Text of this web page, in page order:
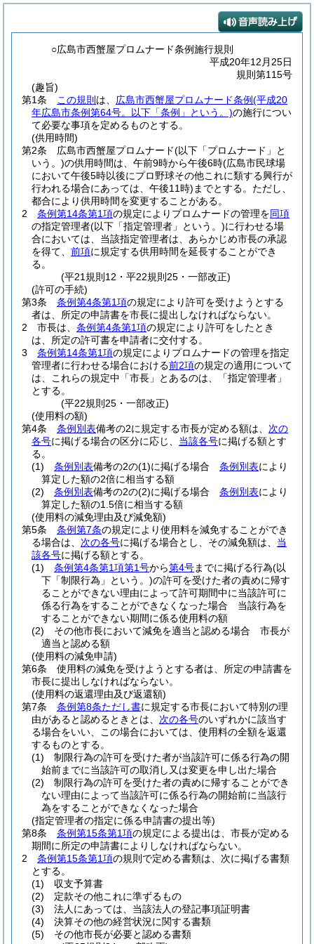
○広島市西蟹屋プロムナード条例施行規則
平成20年12月25日
規則第115号
(趣旨)
第1条
この規則 は、 広島市西蟹屋プロムナード条例(平成20
年広島市条例第64号。以下「条例」という。)の施行につい
て必要な事項を定めるものとする。
(供用時間)
第2条
広島市西蟹屋プロムナード(以下「プロムナード」と
いう。)の供用時間は、午前9時から午後6時(広島市民球場
において午後5時以後にプロ野球その他これに類する興行が
行われる場合にあっては、午後11時) までとする。 ただし、
都合により供用時間を変更することがある。
2
条例第14条第1項の規定によりプロムナードの管理を同項
の指定管理者(以下「指定管理者」という。)に行わせる場
合においては、当該指定管理者は、あらかじめ市長の承認
を得て、 前項に規定する供用時間を延長することができ
る。
(平21規則12・平22規則25・一部改正)
(許可の手続)
第3条
条例第4条第1項の規定により許可を受けようとする
者は、所定の申請書を市長に提出しなければならない。
2
市長は、 条例第4条第1項の規定により許可をしたとき
は、所定の許可書を申請者に交付する。
3
条例第14条第1項の規定によりプロムナードの管理を指定
管理者に行わせる場合における前2項の規定の適用について
は、これらの規定中「市長」とあるのは、「指定管理者」
とする。
(平22規則25・一部改正)
(使用料の額)
第4条
条例別表備考の2に規定する市長が定める額は、 次の
各号に掲げる場合の区分に応じ、 当該各号に掲げる額とす
る。
(1)
条例別表備考の2の(1)に掲げる場合 条例別表により
算定した額の2倍に相当する額
(2)
条例別表備考の2の(2)に掲げる場合 条例別表により
算定した額の1.5倍に相当する額
(使用料の減免理由及び減免額)
第5条
条例第7条の規定により使用料を減免することができ
る場合は、 次の各号に掲げる場合とし、その減免額は、 当
該各号に掲げる額とする。
(1)
条例第4条第1項第1号から第4号までに掲げる行為(以
下「制限行為」という。)の許可を受けた者の責めに帰す
ることができない理由によって許可期間中に当該許可に
係る行為をすることができなくなった場合 当該行為を
することができない期間に係る使用料の額
(2)
その他市長において減免を適当と認める場合 市長が
適当と認める額
(使用料の減免申請)
第6条
使用料の減免を受けようとする者は、所定の申請書を
市長に提出しなければならない。
(使用料の返還理由及び返還額)
第7条
条例第8条ただし書に規定する市長において特別の理
由があると認めるときとは、 次の各号のいずれかに該当す
る場合をいい、この場合においては、使用料の全額を返還
するものとする。
(1)
制限行為の許可を受けた者が当該許可に係る行為の開
始前までに当該許可の取消し又は変更を申し出た場合
(2)
制限行為の許可を受けた者の責めに帰することができ
ない理由によって当該許可に係る行為の開始前に当該行
為をすることができなくなった場合
(指定管理者の指定に係る申請書の提出等)
第8条
条例第15条第1項の規定による提出は、市長が定める
期間に所定の申請書によりしなければならない。
2
条例第15条第1項の規則で定める書類は、次に掲げる書類
とする。
(1)
収支予算書
(2)
定款その他これに準ずるもの
(3)
法人にあっては、当該法人の登記事項証明書
(4)
決算その他の経営状況に関する書類
(5)
その他市長が必要と認める書類